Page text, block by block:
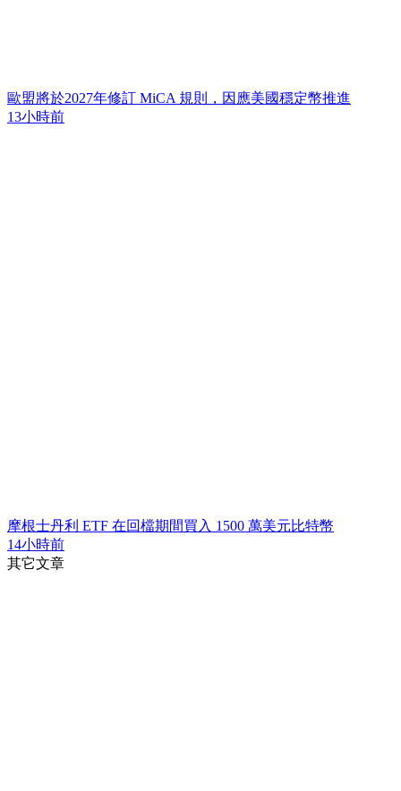
歐盟將於2027年修訂 MiCA 規則，因應美國穩定幣推進
13小時前
摩根士丹利 ETF 在回檔期間買入 1500 萬美元比特幣
14小時前
其它文章